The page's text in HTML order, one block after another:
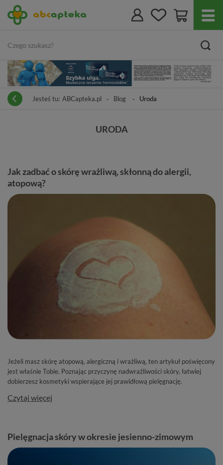
Jesteś tu: ABCapteka.pl Blog Uroda
URODA
Jak zadbać o skórę wrażliwą, skłonną do alergii,
atopową?
Jeżeli masz skórę atopową, alergiczną i wrażliwą, ten artykuł poświęcony
jest właśnie Tobie. Poznając przyczynę nadwrażliwości skóry, łatwiej
dobierzesz kosmetyki wspierające jej prawidłową pielęgnację.
Czytaj więcej
Pielęgnacja skóry w okresie jesienno-zimowym